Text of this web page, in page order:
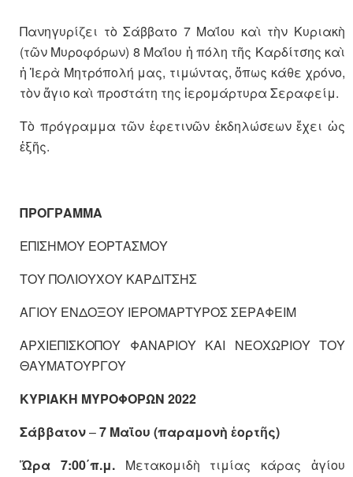
Πανηγυρίζει τὸ Σάββατο 7 Μαΐου καὶ τὴν Κυριακὴ
(τῶν Μυροφόρων) 8 Μαΐου ἡ πόλη τῆς Καρδίτσης καὶ
ἡ Ἱερὰ Μητρόπολή μας, τιμώντας, ὅπως κάθε χρόνο,
τὸν ἅγιο καὶ προστάτη της ἱερομάρτυρα Σεραφείμ.
Τὸ πρόγραμμα τῶν ἐφετινῶν ἐκδηλώσεων ἔχει ὡς
ἑξῆς.
ΠΡΟΓΡΑΜΜΑ
ΕΠΙΣΗΜΟΥ ΕΟΡΤΑΣΜΟΥ
ΤΟΥ ΠΟΛΙΟΥΧΟΥ ΚΑΡΔΙΤΣΗΣ
ΑΓΙΟΥ ΕΝΔΟΞΟΥ ΙΕΡΟΜΑΡΤΥΡΟΣ ΣΕΡΑΦΕΙΜ
ΑΡΧΙΕΠΙΣΚΟΠΟΥ ΦΑΝΑΡΙΟΥ ΚΑΙ ΝΕΟΧΩΡΙΟΥ ΤΟΥ
ΘΑΥΜΑΤΟΥΡΓΟΥ
ΚΥΡΙΑΚΗ ΜΥΡΟΦΟΡΩΝ 2022
Σάββατον–7 Μαΐου (παραμονὴ ἑορτῆς)
Ὥρα 7:00΄π.μ.Μετακομιδὴ τιμίας κάρας ἁγίου